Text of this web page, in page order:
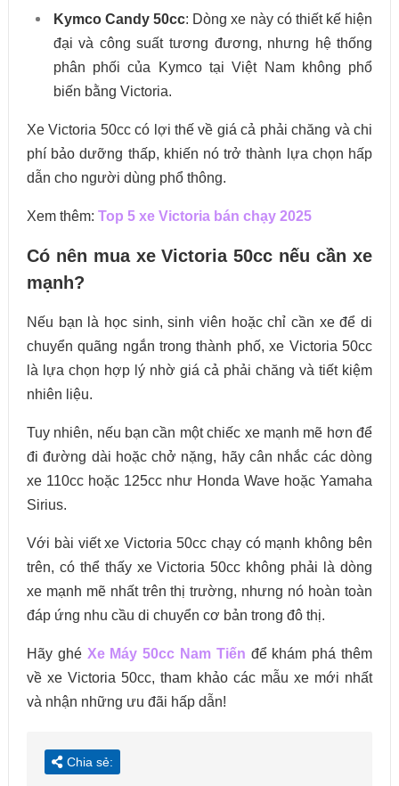
Kymco Candy 50cc: Dòng xe này có thiết kế hiện
đại và công suất tương đương, nhưng hệ thống
phân phối của Kymco tại Việt Nam không phổ
biến bằng Victoria.
Xe Victoria 50cc có lợi thế về giá cả phải chăng và chi
phí bảo dưỡng thấp, khiến nó trở thành lựa chọn hấp
dẫn cho người dùng phổ thông.
Xem thêm: Top 5 xe Victoria bán chạy 2025
Có nên mua xe Victoria 50cc nếu cần xe
mạnh?
Nếu bạn là học sinh, sinh viên hoặc chỉ cần xe để di
chuyển quãng ngắn trong thành phố, xe Victoria 50cc
là lựa chọn hợp lý nhờ giá cả phải chăng và tiết kiệm
nhiên liệu.
Tuy nhiên, nếu bạn cần một chiếc xe mạnh mẽ hơn để
đi đường dài hoặc chở nặng, hãy cân nhắc các dòng
xe 110cc hoặc 125cc như Honda Wave hoặc Yamaha
Sirius.
Với bài viết xe Victoria 50cc chạy có mạnh không bên
trên, có thể thấy xe Victoria 50cc không phải là dòng
xe mạnh mẽ nhất trên thị trường, nhưng nó hoàn toàn
đáp ứng nhu cầu di chuyển cơ bản trong đô thị.
Hãy ghé Xe Máy 50cc Nam Tiến để khám phá thêm
về xe Victoria 50cc, tham khảo các mẫu xe mới nhất
và nhận những ưu đãi hấp dẫn!
Chia sẻ: